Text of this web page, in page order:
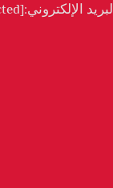
البريد الإلكتروني:[email protected]